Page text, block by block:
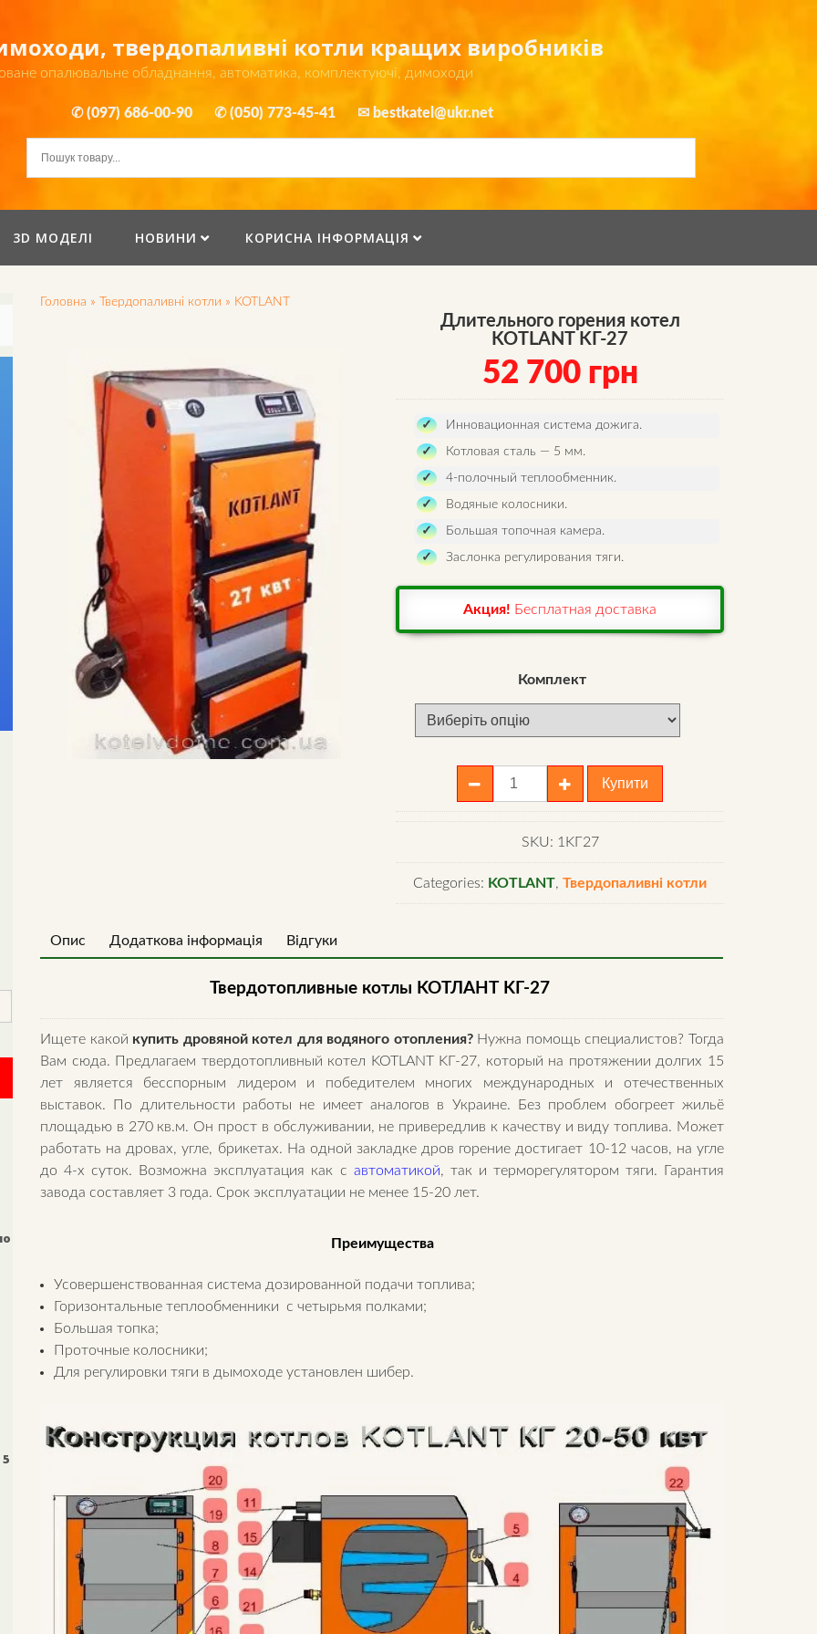
твердопаливні котли кращих виробників
опалювальне обладнання, автоматика, комплектуючі, димоходи
✆ (097) 686-00-90 ✆ (050) 773-45-41 ✉ bestkatel@ukr.net
3D МОДЕЛІ НОВИНИ КОРИСНА ІНФОРМАЦІЯ
Головна » Твердопаливні котли » KOTLANT
Длительного горения котел
KOTLANT KГ-27
52 700 грн
Инновационная система дожига.
Котловая сталь — 5 мм.
4-полочный теплообменник.
Водяные колосники.
Большая топочная камера.
Заслонка регулирования тяги.
Акция! Бесплатная доставка
Комплект
Длительного
котел
KГ-27
quantity
Купити
SKU: 1KГ27
Categories: KOTLANT,Твердопаливні котли
Опис Додаткова інформація Відгуки
Твердотопливные котлы KOТЛАНТ KГ-27
Ищете какой купить дровяной котел для водяного отопления?Нужна помощь специалистов? Тогда
Вам сюда. Предлагаем твердотопливный котел KOTLANT KГ-27, который на протяжении долгих 15
лет является бесспорным лидером и победителем многих международных и отечественных
выставок. По длительности работы не имеет аналогов в Украине. Без проблем обогреет жильё
площадью в 270 кв.м. Он прост в обслуживании, не привередлив к качеству и виду топлива. Может
работать на дровах, угле, брикетах. На одной закладке дров горение достигает 10-12 часов, на угле
до 4-х суток. Возможна эксплуатация как с автоматикой, так и терморегулятором тяги. Гарантия
завода составляет 3 года. Срок эксплуатации не менее 15-20 лет.
Преимущества
Усовершенствованная система дозированной подачи топлива;
Горизонтальные теплообменники с четырьмя полками;
Большая топка;
Проточные колосники;
Для регулировки тяги в дымоходе установлен шибер.